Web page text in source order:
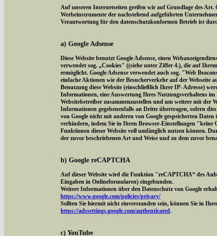
Auf unseren Internetseiten greifen wir auf Grundlage des
Werbeinstrumente der nachstehend aufgeführten
Verantwortung für den datenschutzkonformen Betrieb ist
a) Google Adsense
Diese Website benutzt Google Adsense, einen
verwendet sog. „Cookies" ((siehe unter Ziffer 4.), die auf
ermöglicht. Google Adsense verwendet auch sog. "Web
einfache Aktionen wie der Besucherverkehr auf der Webseite
Benutzung diese Website (einschließlich Ihrer IP- Adresse)
Informationen, eine Auswertung Ihres Nutzungsverhaltens
Websitebetreiber zusammenzustellen und um weitere mit
Informationen gegebenenfalls an Dritte übertragen, sofern
von Google nicht mit anderen von Google gespeicherten
verhindern, indem Sie in Ihren Browser-Einstellungen "keine
Funktionen dieser Website voll umfänglich nutzen können.
der zuvor beschriebenen Art und Weise und zu dem zuvor
b) Google reCAPTCHA
Auf dieser Website wird die Funktion "reCAPTCHA“ des
Eingaben in Onlineformularen) eingebunden.
Weitere Informationen über den Datenschutz von Google
https://www.google.com/policies/privacy/
Sollten Sie hiermit nicht einverstanden sein, können Sie in
https://adssettings.google.com/authenticated.
c) YouTube